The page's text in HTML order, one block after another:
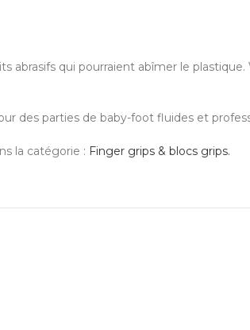
qui pourraient abîmer le plastique.
des parties de baby-foot fluides et
la catégorie : Finger grips & blocs grips.